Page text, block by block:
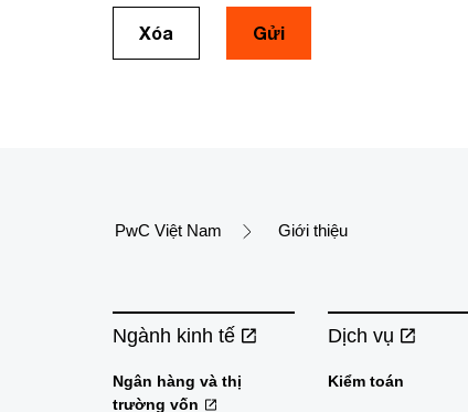
Xóa Gửi
PwC Việt Nam Giới thiệu
Ngành kinh tế
Ngân hàng và thị
trường vốn
Dịch vụ
Kiểm toán